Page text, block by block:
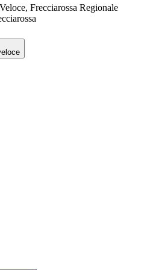
Frecciarossa Regionale
©CARTO